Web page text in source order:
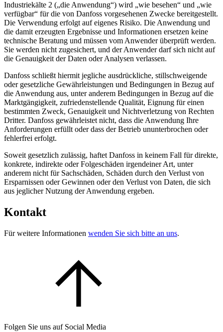
Industriekälte 2 („die Anwendung“) wird „wie besehen“ und „wie
verfügbar“ für die von Danfoss vorgesehenen Zwecke bereitgestellt.
Die Verwendung erfolgt auf eigenes Risiko. Die Anwendung und
die damit erzeugten Ergebnisse und Informationen ersetzen keine
technische Beratung und müssen vom Anwender überprüft werden.
Sie werden nicht zugesichert, und der Anwender darf sich nicht auf
die Genauigkeit der Daten oder Analysen verlassen.
Danfoss schließt hiermit jegliche ausdrückliche, stillschweigende
oder gesetzliche Gewährleistungen und Bedingungen in Bezug auf
die Anwendung aus, unter anderem Bedingungen in Bezug auf die
Marktgängigkeit, zufriedenstellende Qualität, Eignung für einen
bestimmten Zweck, Genauigkeit und Nichtverletzung von Rechten
Dritter. Danfoss gewährleistet nicht, dass die Anwendung Ihre
Anforderungen erfüllt oder dass der Betrieb ununterbrochen oder
fehlerfrei erfolgt.
Soweit gesetzlich zulässig, haftet Danfoss in keinem Fall für direkte,
konkrete, indirekte oder Folgeschäden irgendeiner Art, unter
anderem nicht für Sachschäden, Schäden durch den Verlust von
Ersparnissen oder Gewinnen oder den Verlust von Daten, die sich
aus jeglicher Nutzung der Anwendung ergeben.
Kontakt
Für weitere Informationen wenden Sie sich bitte an uns.
Folgen Sie uns auf Social Media